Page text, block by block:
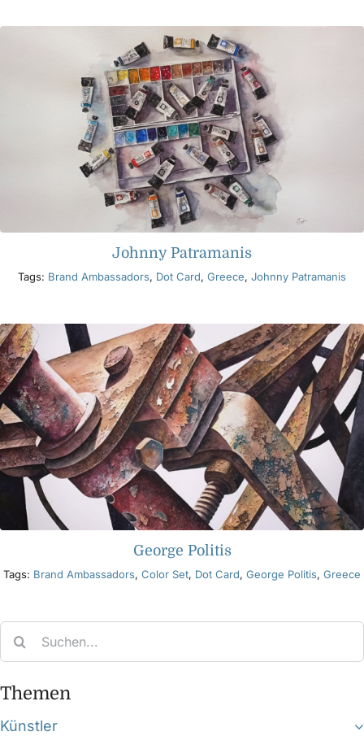
Veranstaltungen
Abonnieren
Johnny Patramanis
Tags: Brand Ambassadors, Dot Card, Greece, Johnny Patramanis
George Politis
Tags: Brand Ambassadors, Color Set, Dot Card, George Politis, Greece
Themen
Künstler